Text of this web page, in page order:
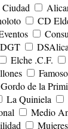
CD
DGT
Elche .C.F.
Gordo de la
La Quiniela
Medio
Mujeres